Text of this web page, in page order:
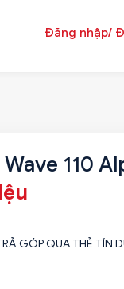
Đăng nhập/
110
GÓP QUA THẺ TÍN